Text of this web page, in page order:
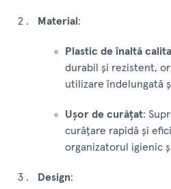
Material :
Plastic de înaltă
durabil și rezistent,
utilizare îndelungată
Ușor de curățat:
curățare rapidă și
organizatorul igienic
Design: